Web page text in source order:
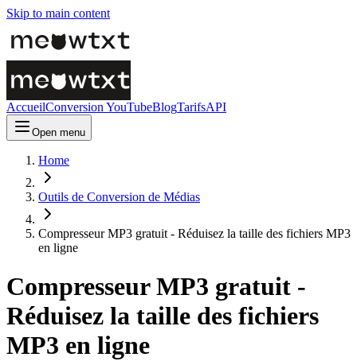
Skip to main content
AccueilConversion YouTubeBlogTarifsAPI
Open menu
Home
Outils de Conversion de Médias
Compresseur MP3 gratuit - Réduisez la taille des fichiers MP3
en ligne
Compresseur MP3 gratuit -
Réduisez la taille des fichiers
MP3 en ligne